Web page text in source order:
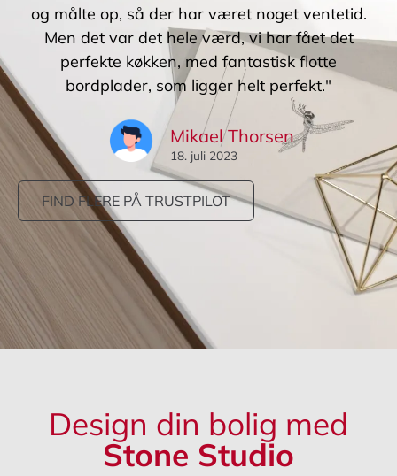
og målte op, så der har været noget ventetid.
Men det var det hele værd, vi har fået det
perfekte køkken, med fantastisk flotte
bordplader, som ligger helt perfekt."
Mikael Thorsen
18. juli 2023
FIND FLERE PÅ TRUSTPILOT
Design din bolig med
Stone Studio